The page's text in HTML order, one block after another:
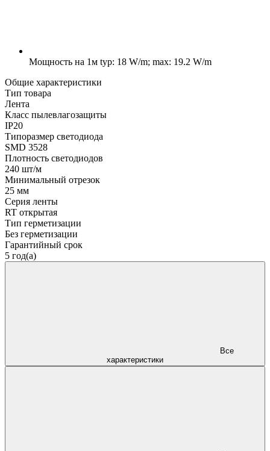
Мощность на 1м typ: 18 W/m; max: 19.2 W/m
Общие характеристики
Тип товара
Лента
Класс пылевлагозащиты
IP20
Типоразмер светодиода
SMD 3528
Плотность светодиодов
240 шт/м
Минимальный отрезок
25 мм
Серия ленты
RT открытая
Тип герметизации
Без герметизации
Гарантийный срок
5 год(а)
характеристики